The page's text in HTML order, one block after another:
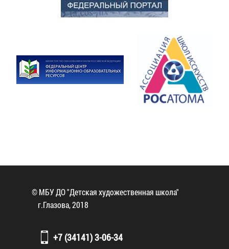
© МБУ ДО "Детская художественная школа"
г.Глазова, 2018
+7 (34141) 3-06-34